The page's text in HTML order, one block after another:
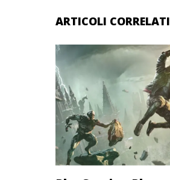
ARTICOLI CORRELATI